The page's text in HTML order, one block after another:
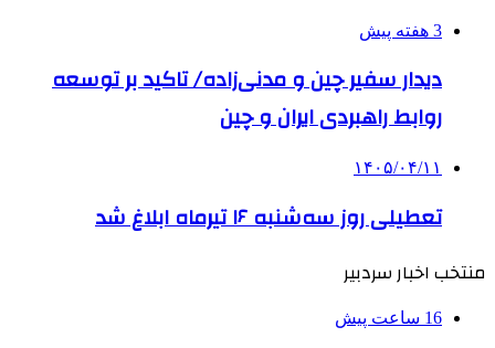
3 هفته پیش
دیدار سفیر چین و مدنی‌زاده/ تاکید بر توسعه
روابط راهبردی ایران و چین
۱۴۰۵/۰۴/۱۱
تعطیلی روز سه‌شنبه ۱۶ تیرماه ابلاغ شد
منتخب اخبار سردبیر
16 ساعت پیش